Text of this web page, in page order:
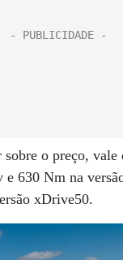
o preço, vale
e 630 Nm na
xDrive50.